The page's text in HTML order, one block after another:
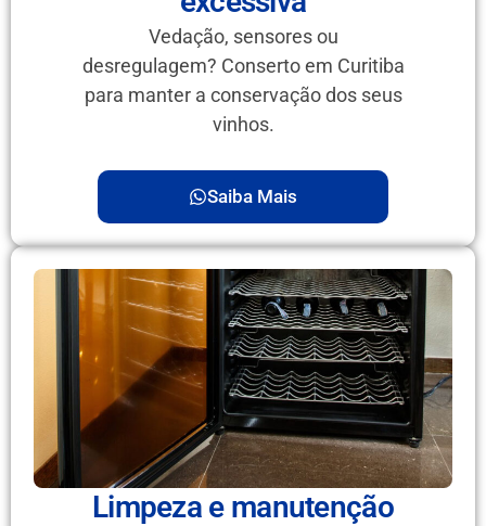
Vedação, sensores ou
desregulagem? Conserto em Curitiba
para manter a conservação dos seus
vinhos.
Saiba Mais
Limpeza e manutenção